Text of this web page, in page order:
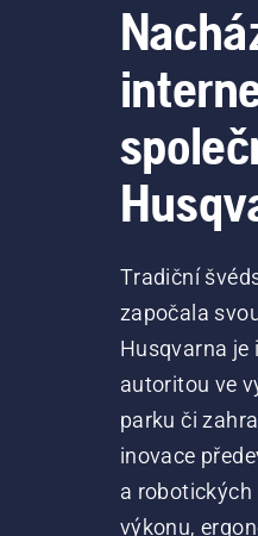
Tradiční
započala
Husqvarna je
autoritou ve
parku či
inovace
a robotických
výkonu,